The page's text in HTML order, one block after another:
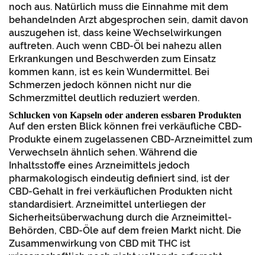
noch aus. Natürlich muss die Einnahme mit dem
behandelnden Arzt abgesprochen sein, damit davon
auszugehen ist, dass keine Wechselwirkungen
auftreten. Auch wenn CBD-Öl bei nahezu allen
Erkrankungen und Beschwerden zum Einsatz
kommen kann, ist es kein Wundermittel. Bei
Schmerzen jedoch können nicht nur die
Schmerzmittel deutlich reduziert werden.
Schlucken von Kapseln oder anderen essbaren Produkten
Auf den ersten Blick können frei verkäufliche CBD-
Produkte einem zugelassenen CBD-Arzneimittel zum
Verwechseln ähnlich sehen. Während die
Inhaltsstoffe eines Arzneimittels jedoch
pharmakologisch eindeutig definiert sind, ist der
CBD-Gehalt in frei verkäuflichen Produkten nicht
standardisiert. Arzneimittel unterliegen der
Sicherheitsüberwachung durch die Arzneimittel-
Behörden, CBD-Öle auf dem freien Markt nicht. Die
Zusammenwirkung von CBD mit THC ist